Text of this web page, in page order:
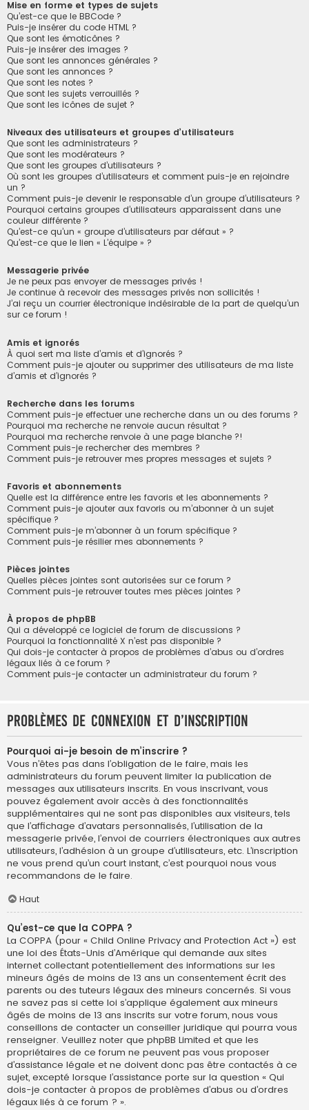
Mise en forme et types de sujets
Qu’est-ce que le BBCode ?
Puis-je insérer du code HTML ?
Que sont les émoticônes ?
Puis-je insérer des images ?
Que sont les annonces générales ?
Que sont les annonces ?
Que sont les notes ?
Que sont les sujets verrouillés ?
Que sont les icônes de sujet ?
Niveaux des utilisateurs et groupes d’utilisateurs
Que sont les administrateurs ?
Que sont les modérateurs ?
Que sont les groupes d’utilisateurs ?
Où sont les groupes d’utilisateurs et comment puis-je en rejoindre
un ?
Comment puis-je devenir le responsable d’un groupe d’utilisateurs ?
Pourquoi certains groupes d’utilisateurs apparaissent dans une
couleur différente ?
Qu’est-ce qu’un « groupe d’utilisateurs par défaut » ?
Qu’est-ce que le lien « L’équipe » ?
Messagerie privée
Je ne peux pas envoyer de messages privés !
Je continue à recevoir des messages privés non sollicités !
J’ai reçu un courrier électronique indésirable de la part de quelqu’un
sur ce forum !
Amis et ignorés
À quoi sert ma liste d’amis et d’ignorés ?
Comment puis-je ajouter ou supprimer des utilisateurs de ma liste
d’amis et d’ignorés ?
Recherche dans les forums
Comment puis-je effectuer une recherche dans un ou des forums ?
Pourquoi ma recherche ne renvoie aucun résultat ?
Pourquoi ma recherche renvoie à une page blanche ?!
Comment puis-je rechercher des membres ?
Comment puis-je retrouver mes propres messages et sujets ?
Favoris et abonnements
Quelle est la différence entre les favoris et les abonnements ?
Comment puis-je ajouter aux favoris ou m’abonner à un sujet
spécifique ?
Comment puis-je m’abonner à un forum spécifique ?
Comment puis-je résilier mes abonnements ?
Pièces jointes
Quelles pièces jointes sont autorisées sur ce forum ?
Comment puis-je retrouver toutes mes pièces jointes ?
À propos de phpBB
Qui a développé ce logiciel de forum de discussions ?
Pourquoi la fonctionnalité X n’est pas disponible ?
Qui dois-je contacter à propos de problèmes d’abus ou d’ordres
légaux liés à ce forum ?
Comment puis-je contacter un administrateur du forum ?
Problèmes de connexion et d’inscription
Pourquoi ai-je besoin de m’inscrire ?
Vous n’êtes pas dans l’obligation de le faire, mais les
administrateurs du forum peuvent limiter la publication de
messages aux utilisateurs inscrits. En vous inscrivant, vous
pouvez également avoir accès à des fonctionnalités
supplémentaires qui ne sont pas disponibles aux visiteurs, tels
que l’affichage d’avatars personnalisés, l’utilisation de la
messagerie privée, l’envoi de courriers électroniques aux autres
utilisateurs, l’adhésion à un groupe d’utilisateurs, etc. L’inscription
ne vous prend qu’un court instant, c’est pourquoi nous vous
recommandons de le faire.
Haut
Qu’est-ce que la COPPA ?
La COPPA (pour « Child Online Privacy and Protection Act ») est
une loi des États-Unis d’Amérique qui demande aux sites
internet collectant potentiellement des informations sur les
mineurs âgés de moins de 13 ans un consentement écrit des
parents ou des tuteurs légaux des mineurs concernés. Si vous
ne savez pas si cette loi s’applique également aux mineurs
âgés de moins de 13 ans inscrits sur votre forum, nous vous
conseillons de contacter un conseiller juridique qui pourra vous
renseigner. Veuillez noter que phpBB Limited et que les
propriétaires de ce forum ne peuvent pas vous proposer
d’assistance légale et ne doivent donc pas être contactés à ce
sujet, excepté lorsque l’assistance porte sur la question « Qui
dois-je contacter à propos de problèmes d’abus ou d’ordres
légaux liés à ce forum ? ».